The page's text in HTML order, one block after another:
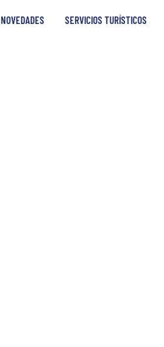
NOVEDADES SERVICIOS TURÍSTICOS